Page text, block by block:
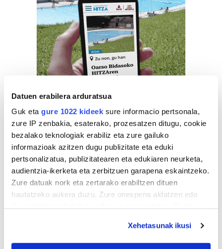
Datuen erabilera arduratsua
Guk eta gure 1022 kideek sure informacio pertsonala,
zure IP zenbakia, esaterako, prozesatzen ditugu, cookie
bezalako teknologiak erabiliz eta zure gailuko
informazioak azitzen dugu publizitate eta eduki
pertsonalizatua, publizitatearen eta edukiaren neurketa,
audientzia-ikerketa eta zerbitzuen garapena eskaintzeko.
Zure datuak nork eta zertarako erabiltzen dituen
hautatzeko aukera duzu. Zure onespena aldatzen edo
If you allow, we would also like to:
Xehetasunak ikusi